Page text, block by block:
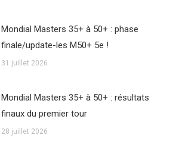
Mondial Masters 35+ à 50+ : phase
finale/update-les M50+ 5e !
31 juillet 2026
Mondial Masters 35+ à 50+ : résultats
finaux du premier tour
28 juillet 2026